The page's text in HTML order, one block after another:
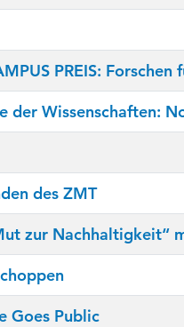
PREIS:
Wissenschaften:
des ZMT
zur
Goes Public